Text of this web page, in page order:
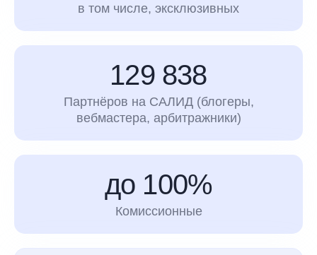
в том числе, эксклюзивных
129 838
Партнёров на САЛИД (блогеры,
вебмастера, арбитражники)
до 100%
Комиссионные